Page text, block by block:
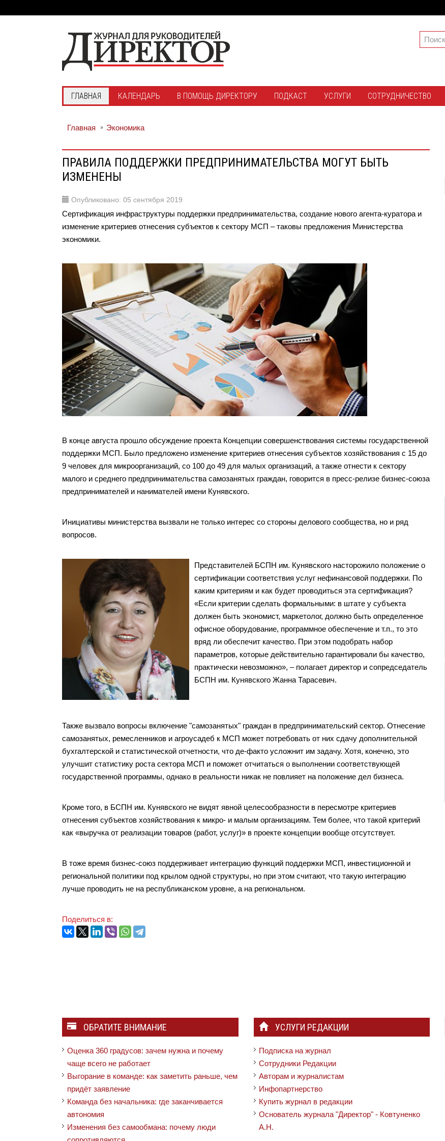
ГЛАВНАЯ КАЛЕНДАРЬ В ПОМОЩЬ ДИРЕКТОРУ ПОДКАСТ УСЛУГИ СОТРУДНИЧЕСТВО
Главная Экономика
ПРАВИЛА ПОДДЕРЖКИ ПРЕДПРИНИМАТЕЛЬСТВА МОГУТ БЫТЬ
ИЗМЕНЕНЫ
Опубликовано: 05 сентября 2019
Сертификация инфраструктуры поддержки предпринимательства, создание нового агента-куратора и
изменение критериев отнесения субъектов к сектору МСП – таковы предложения Министерства
экономики.
В конце августа прошло обсуждение проекта Концепции совершенствования системы государственной
поддержки МСП. Было предложено изменение критериев отнесения субъектов хозяйствования с 15 до
9 человек для микроорганизаций, со 100 до 49 для малых организаций, а также отнести к сектору
малого и среднего предпринимательства самозанятых граждан, говорится в пресс-релизе бизнес-союза
предпринимателей и нанимателей имени Кунявского.
Инициативы министерства вызвали не только интерес со стороны делового сообщества, но и ряд
вопросов.
Представителей БСПН им. Кунявского насторожило положение о
сертификации соответствия услуг нефинансовой поддержки. По
каким критериям и как будет проводиться эта сертификация?
«Если критерии сделать формальными: в штате у субъекта
должен быть экономист, маркетолог, должно быть определенное
офисное оборудование, программное обеспечение и т.п., то это
вряд ли обеспечит качество. При этом подобрать набор
параметров, которые действительно гарантировали бы качество,
практически невозможно», – полагает директор и сопредседатель
БСПН им. Кунявского Жанна Тарасевич.
Также вызвало вопросы включение "самозанятых" граждан в предпринимательский сектор. Отнесение
самозанятых, ремесленников и агроусадеб к МСП может потребовать от них сдачу дополнительной
бухгалтерской и статистической отчетности, что де-факто усложнит им задачу. Хотя, конечно, это
улучшит статистику роста сектора МСП и поможет отчитаться о выполнении соответствующей
государственной программы, однако в реальности никак не повлияет на положение дел бизнеса.
Кроме того, в БСПН им. Кунявского не видят явной целесообразности в пересмотре критериев
отнесения субъектов хозяйствования к микро- и малым организациям. Тем более, что такой критерий
как «выручка от реализации товаров (работ, услуг)» в проекте концепции вообще отсутствует.
В тоже время бизнес-союз поддерживает интеграцию функций поддержки МСП, инвестиционной и
региональной политики под крылом одной структуры, но при этом считают, что такую интеграцию
лучше проводить не на республиканском уровне, а на региональном.
Поделиться в:
ОБРАТИТЕ ВНИМАНИЕ
Оценка 360 градусов: зачем нужна и почему
чаще всего не работает
Выгорание в команде: как заметить раньше, чем
придёт заявление
Команда без начальника: где заканчивается
автономия
Изменения без самообмана: почему люди
УСЛУГИ РЕДАКЦИИ
Подписка на журнал
Сотрудники Редакции
Авторам и журналистам
Инфопартнерство
Купить журнал в редакции
Основатель журнала "Директор" - Ковтуненко
А.Н.